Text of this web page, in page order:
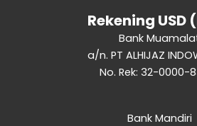
Rekening USD
Bank
a/n. PT ALHIJAZ
No. Rek: 32-0000-
Bank Mandiri